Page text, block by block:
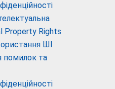
Property Rights
ШІ
помилок та